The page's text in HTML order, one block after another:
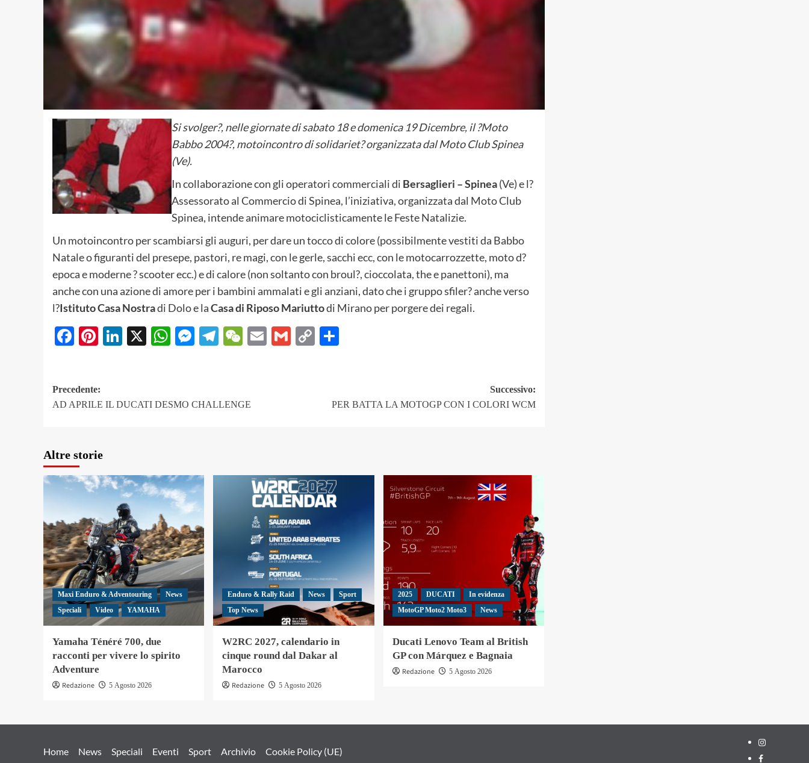
Si svolger?, nelle giornate di sabato 18 e domenica 19 Dicembre, il ?Moto
Babbo 2004?, motoincontro di solidariet? organizzata dal Moto Club Spinea
(Ve).
In collaborazione con gli operatori commerciali di Bersaglieri – Spinea(Ve) e l?
Assessorato al Commercio di Spinea, l’iniziativa, organizzata dal Moto Club
Spinea, intende animare motociclisticamente le Feste Natalizie.
Un motoincontro per scambiarsi gli auguri, per dare un tocco di colore (possibilmente vestiti da Babbo
Natale o figuranti del presepe, pastori, re magi, con le gerle, sacchi ecc, con le motocarrozzette, moto d?
epoca e moderne ? scooter ecc.) e di calore (non soltanto con broul?, cioccolata, the e panettoni), ma
anche con una azione di amore per i bambini ammalati e gli anziani, dato che i gruppo sfiler? anche verso
l?Istituto Casa Nostradi Dolo e laCasa di Riposo Mariuttodi Mirano per porgere dei regali.
Facebook
Pinterest
LinkedIn
X WhatsApp
Messenger
Telegram
WeChat
EmailGmail
Copy
Navigazione
articolo
Precedente:
AD APRILE IL DUCATI DESMO CHALLENGE
Successivo:
PER BATTA LA MOTOGP CON I COLORI WCM
Altre storie
Maxi Enduro & Adventouring
News
Speciali
Video YAMAHA
Yamaha Ténéré 700, due
racconti per vivere lo spirito
Adventure
Redazione 5 Agosto 2026
Enduro & Rally Raid News
Sport
Top News
W2RC 2027, calendario in
cinque round dal Dakar al
Marocco
Redazione 5 Agosto 2026
2025 DUCATI
In evidenza
MotoGP Moto2 Moto3
News
Ducati Lenovo Team al British
GP con Márquez e Bagnaia
Redazione 5 Agosto 2026
Home News Speciali Eventi Sport Archivio Cookie Policy (UE)
Instagram
Facebook